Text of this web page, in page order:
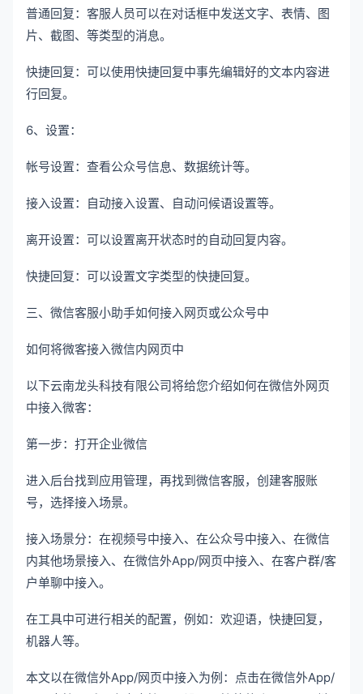
普通回复：客服人员可以在对话框中发送文字、表情、图
片、截图、等类型的消息。
快捷回复：可以使用快捷回复中事先编辑好的文本内容进
行回复。
6、设置：
帐号设置：查看公众号信息、数据统计等。
接入设置：自动接入设置、自动问候语设置等。
离开设置：可以设置离开状态时的自动回复内容。
快捷回复：可以设置文字类型的快捷回复。
三、微信客服小助手如何接入网页或公众号中
如何将微客接入微信内网页中
以下云南龙头科技有限公司将给您介绍如何在微信外网页
中接入微客：
第一步：打开企业微信
进入后台找到应用管理，再找到微信客服，创建客服账
号，选择接入场景。
接入场景分：在视频号中接入、在公众号中接入、在微信
内其他场景接入、在微信外App/网页中接入、在客户群/客
户单聊中接入。
在工具中可进行相关的配置，例如：欢迎语，快捷回复，
机器人等。
本文以在微信外App/网页中接入为例：点击在微信外App/